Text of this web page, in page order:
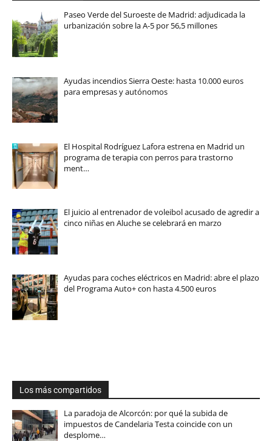
Paseo Verde del Suroeste de Madrid: adjudicada la
urbanización sobre la A-5 por 56,5 millones
Ayudas incendios Sierra Oeste: hasta 10.000 euros
para empresas y autónomos
El Hospital Rodríguez Lafora estrena en Madrid un
programa de terapia con perros para trastorno
ment…
El juicio al entrenador de voleibol acusado de agredir a
cinco niñas en Aluche se celebrará en marzo
Ayudas para coches eléctricos en Madrid: abre el plazo
del Programa Auto+ con hasta 4.500 euros
Los más compartidos
La paradoja de Alcorcón: por qué la subida de
impuestos de Candelaria Testa coincide con un
desplome…